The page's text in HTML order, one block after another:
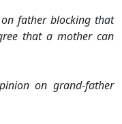
father blocking that
that a mother can
on grand-father